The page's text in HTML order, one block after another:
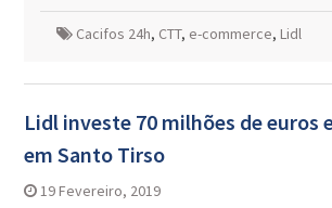
Cacifos 24h, CTT, e-commerce, Lidl
Lidl investe 70 milhões de euros
em Santo Tirso
19 Fevereiro, 2019